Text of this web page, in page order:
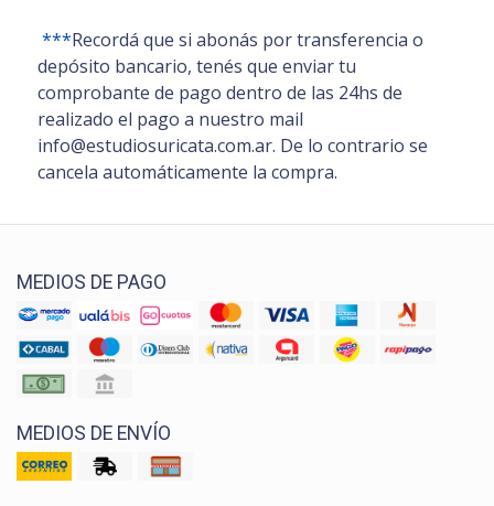
***Recordá que si abonás por transferencia o
depósito bancario, tenés que enviar tu
comprobante de pago dentro de las 24hs de
realizado el pago a nuestro mail
info@estudiosuricata.com.ar. De lo contrario se
cancela automáticamente la compra.
MEDIOS DE PAGO
MEDIOS DE ENVÍO